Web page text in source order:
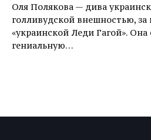
Оля Полякова — дива
голливудской внешностью, за
«украинской Леди Гагой».
гениальную…